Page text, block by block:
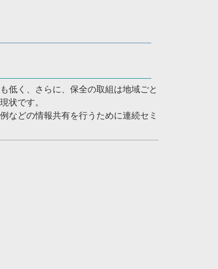
く、さらに、保全の取組は地域ごと
状です。
どの情報共有を行うために連続セミ